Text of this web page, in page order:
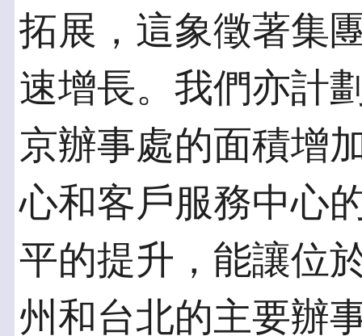
拓展，這象徵著集
速增長。我們亦計
京辦事處的面積增
心和客戶服務中心
平的提升，能讓位
州和台北的主要辦